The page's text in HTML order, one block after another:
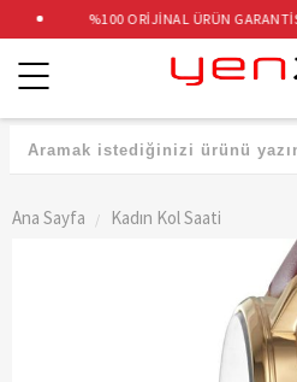
%100 ORİJİNAL ÜRÜN GARANTİSİ
Kategoriler
Ana Sayfa Kadın Kol Saati